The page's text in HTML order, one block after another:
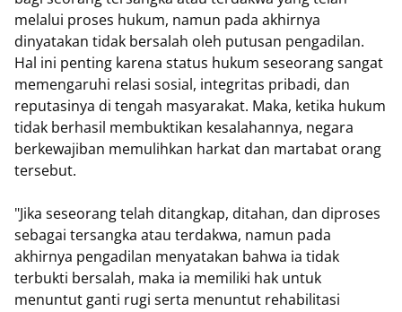
melalui proses hukum, namun pada akhirnya
dinyatakan tidak bersalah oleh putusan pengadilan.
Hal ini penting karena status hukum seseorang sangat
memengaruhi relasi sosial, integritas pribadi, dan
reputasinya di tengah masyarakat. Maka, ketika hukum
tidak berhasil membuktikan kesalahannya, negara
berkewajiban memulihkan harkat dan martabat orang
tersebut.
"Jika seseorang telah ditangkap, ditahan, dan diproses
sebagai tersangka atau terdakwa, namun pada
akhirnya pengadilan menyatakan bahwa ia tidak
terbukti bersalah, maka ia memiliki hak untuk
menuntut ganti rugi serta menuntut rehabilitasi